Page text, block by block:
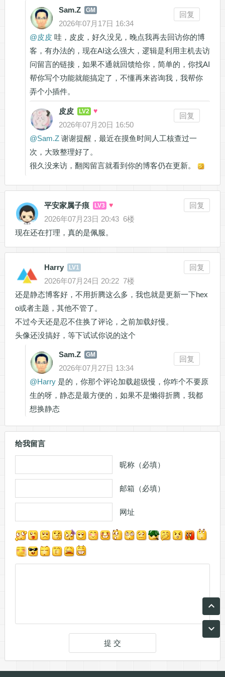
Sam.Z GM
回复
2026年07月17日 16:34
@皮皮 哇，皮皮，好久没见，晚点我再去回访你的博
客，有办法的，现在AI这么强大，逻辑是利用主机去访
问留言的链接，如果不通就回馈给你，简单的，你找AI
帮你写个功能就能搞定了，不懂再来咨询我，我帮你
弄个小插件。
皮皮 LV2 ♥
回复
2026年07月20日 16:50
@Sam.Z谢谢提醒，最近在摸鱼时间人工核查过一
次，大致整理好了。
很久没来访，翻阅留言就看到你的博客仍在更新。
平安家属子痕 LV3 ♥
回复
2026年07月23日 20:43 6楼
现在还在打理，真的是佩服。
Harry LV1
回复
2026年07月24日 20:22 7楼
还是静态博客好，不用折腾这么多，我也就是更新一下hex
o或者主题，其他不管了。
不过今天还是忍不住换了评论，之前加载好慢。
头像还没搞好，等下试试你说的这个
Sam.Z GM
回复
2026年07月27日 13:34
@Harry是的，你那个评论加载超级慢，你咋个不要原
生的呀，静态是最方便的，如果不是懒得折腾，我都
想换静态
给我留言
昵称（必填）
邮箱（必填）
网址